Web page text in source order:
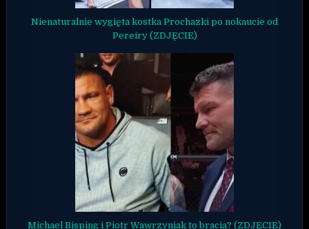
Nienaturalnie wygięta kostka Prochazki po nokaucie od
Pereiry (ZDJĘCIE)
Michael Bisping i Piotr Wawrzyniak to bracia? (ZDJĘCIE)